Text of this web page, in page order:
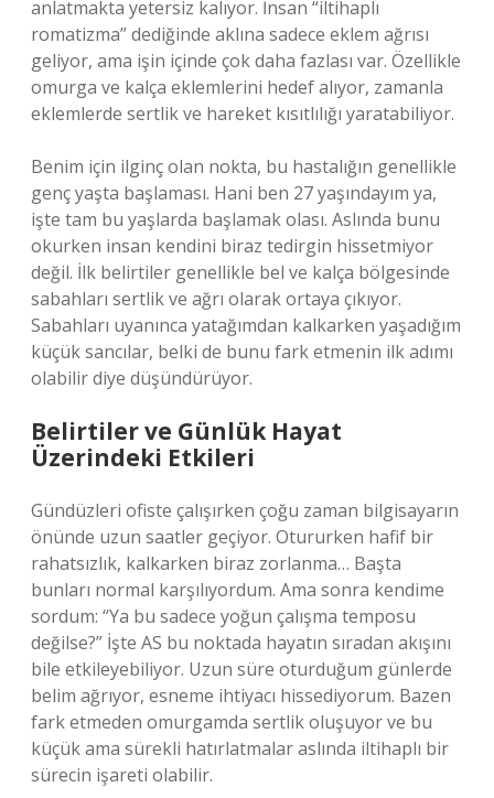
anlatmakta yetersiz kalıyor. İnsan “iltihaplı
romatizma” dediğinde aklına sadece eklem ağrısı
geliyor, ama işin içinde çok daha fazlası var. Özellikle
omurga ve kalça eklemlerini hedef alıyor, zamanla
eklemlerde sertlik ve hareket kısıtlılığı yaratabiliyor.
Benim için ilginç olan nokta, bu hastalığın genellikle
genç yaşta başlaması. Hani ben 27 yaşındayım ya,
işte tam bu yaşlarda başlamak olası. Aslında bunu
okurken insan kendini biraz tedirgin hissetmiyor
değil. İlk belirtiler genellikle bel ve kalça bölgesinde
sabahları sertlik ve ağrı olarak ortaya çıkıyor.
Sabahları uyanınca yatağımdan kalkarken yaşadığım
küçük sancılar, belki de bunu fark etmenin ilk adımı
olabilir diye düşündürüyor.
Belirtiler ve Günlük Hayat
Üzerindeki Etkileri
Gündüzleri ofiste çalışırken çoğu zaman bilgisayarın
önünde uzun saatler geçiyor. Otururken hafif bir
rahatsızlık, kalkarken biraz zorlanma… Başta
bunları normal karşılıyordum. Ama sonra kendime
sordum: “Ya bu sadece yoğun çalışma temposu
değilse?” İşte AS bu noktada hayatın sıradan akışını
bile etkileyebiliyor. Uzun süre oturduğum günlerde
belim ağrıyor, esneme ihtiyacı hissediyorum. Bazen
fark etmeden omurgamda sertlik oluşuyor ve bu
küçük ama sürekli hatırlatmalar aslında iltihaplı bir
sürecin işareti olabilir.